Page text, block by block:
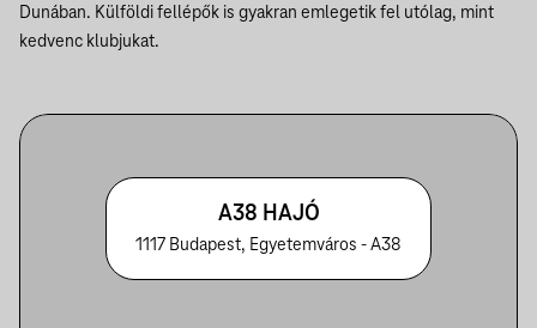
Dunában. Külföldi fellépők is gyakran emlegetik fel utólag, mint
kedvenc klubjukat.
A38 HAJÓ
1117 Budapest, Egyetemváros - A38